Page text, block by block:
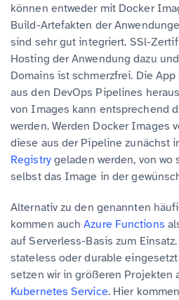
können entweder mit Docker
Build-Artefakten der
sind sehr gut integriert. SSl-
Hosting der Anwendung dazu
Domains ist schmerzfrei. Die
aus den DevOps Pipelines
von Images kann entsprechend
werden. Werden Docker Images
diese aus der Pipeline zunächst
Registrygeladen werden, von wo
selbst das Image in der
Alternativ zu den genannten
kommen auchAzure Functions
auf Serverless-Basis zum
stateless oder durable
setzen wir in größeren Projekten
Kubernetes Service. Hier